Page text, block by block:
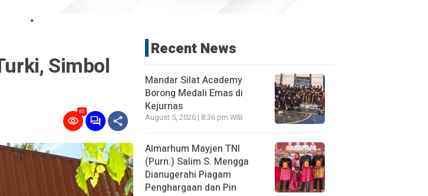
"
Simbol
80
Recent News
Mandar Silat Academy
Borong Medali Emas di
Kejurnas
August 5, 2026 | 8:36 pm WIB
Almarhum Mayjen TNI
(Purn.) Salim S. Mengga
Dianugerahi Piagam
Penghargaan dan Pin